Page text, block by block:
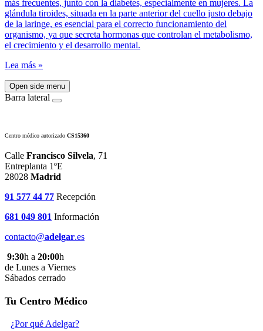
más frecuentes, junto con la diabetes, especialmente en mujeres. La
glándula tiroides, situada en la parte anterior del cuello justo debajo
de la laringe, es esencial para el correcto funcionamiento del
organismo, ya que secreta hormonas que controlan el metabolismo,
el crecimiento y el desarrollo mental.
Lea más »
Open side menu
Barra lateral
Centro médico autorizado CS15360
Calle Francisco Silvela, 71
Entreplanta 1ºE
28028 Madrid
91 577 44 77 Recepción
681 049 801 Información
contacto@adelgar.es
9:30h a 20:00h
de Lunes a Viernes
Sábados cerrado
Tu Centro Médico
¿Por qué Adelgar?